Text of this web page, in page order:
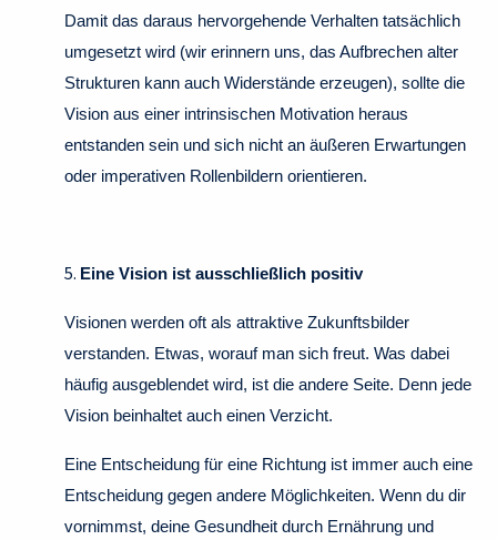
Damit das daraus hervorgehende Verhalten tatsächlich
umgesetzt wird (wir erinnern uns, das Aufbrechen alter
Strukturen kann auch Widerstände erzeugen), sollte die
Vision aus einer intrinsischen Motivation heraus
entstanden sein und sich nicht an äußeren Erwartungen
oder imperativen Rollenbildern orientieren.
5. Eine Vision ist ausschließlich positiv
Visionen werden oft als attraktive Zukunftsbilder
verstanden. Etwas, worauf man sich freut. Was dabei
häufig ausgeblendet wird, ist die andere Seite. Denn jede
Vision beinhaltet auch einen Verzicht.
Eine Entscheidung für eine Richtung ist immer auch eine
Entscheidung gegen andere Möglichkeiten. Wenn du dir
vornimmst, deine Gesundheit durch Ernährung und